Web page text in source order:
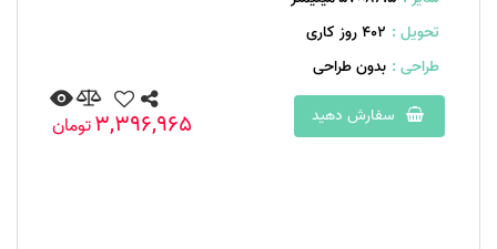
تحویل : 402 روز کاری
طراحی : بدون طراحی
سفارش دهید
3,396,965تومان